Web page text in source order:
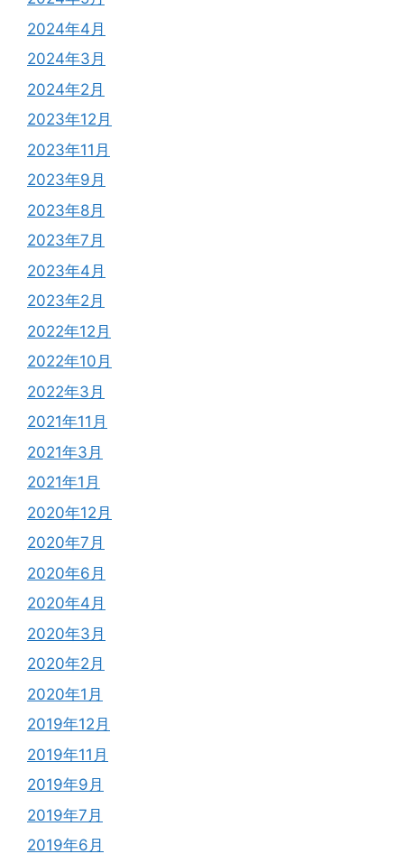
2024年4月
2024年3月
2024年2月
2023年12月
2023年11月
2023年9月
2023年8月
2023年7月
2023年4月
2023年2月
2022年12月
2022年10月
2022年3月
2021年11月
2021年3月
2021年1月
2020年12月
2020年7月
2020年6月
2020年4月
2020年3月
2020年2月
2020年1月
2019年12月
2019年11月
2019年9月
2019年7月
2019年6月